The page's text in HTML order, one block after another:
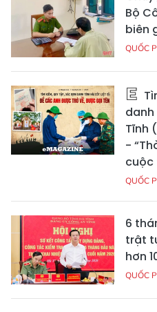
Bộ
biên
QUỐC
danh
Tĩnh
-
cuộc
QUỐC
6
trật
hơn
QUỐC